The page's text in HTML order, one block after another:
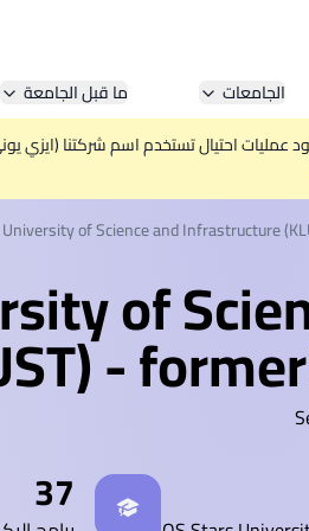
الجامعات ما قبل الجامعة
عمليات احتيال تستخدم اسم شركتنا (ايزي
of Science and Infrastructure
of
-
37